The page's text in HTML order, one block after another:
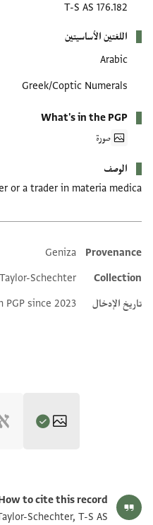
T-S AS 176.182
اللغتين الأساسيتين
Arabic
Greek/Coptic Numerals
What's in the PGP
صورة
الوصف
or a trader in materia medica.
Additional metadata
Provenance
Geniza
Collection
Schechter
تاريخ الإدخال
PGP since 2023
T-S AS 176.182 1v
How to cite this record:
Schechter, T-S AS